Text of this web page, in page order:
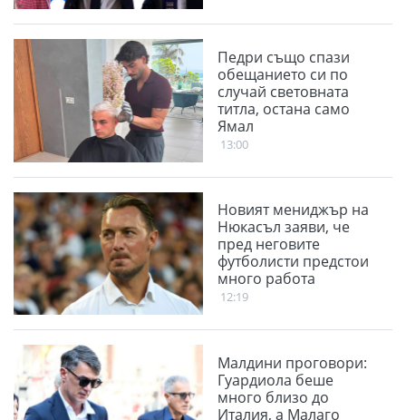
Педри също спази
обещанието си по
случай световната
титла, остана само
Ямал
13:00
Новият мениджър на
Нюкасъл заяви, че
пред неговите
футболисти предстои
много работа
12:19
Малдини проговори:
Гуардиола беше
много близо до
Италия, а Малаго